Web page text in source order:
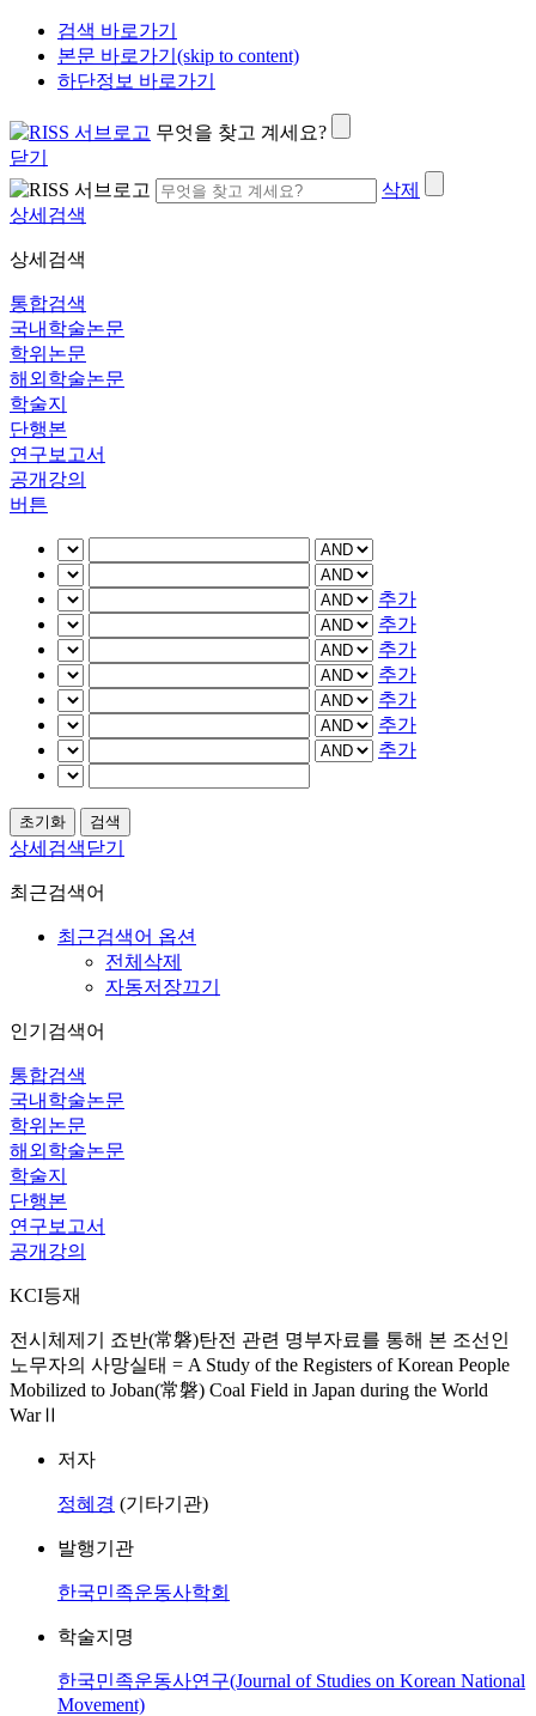
검색 바로가기
본문 바로가기(skip to content)
하단정보 바로가기
무엇을 찾고 계세요?
닫기
삭제
상세검색
상세검색
통합검색
국내학술논문
학위논문
해외학술논문
학술지
단행본
연구보고서
공개강의
버튼
추가
추가
추가
추가
추가
추가
추가
상세검색닫기
최근검색어
최근검색어 옵션
전체삭제
자동저장끄기
인기검색어
통합검색
국내학술논문
학위논문
해외학술논문
학술지
단행본
연구보고서
공개강의
KCI등재
전시체제기 죠반(常磐)탄전 관련 명부자료를 통해 본 조선인
노무자의 사망실태 = A Study of the Registers of Korean People
Mobilized to Joban(常磐) Coal Field in Japan during the World
WarⅡ
저자
정혜경 (기타기관)
발행기관
한국민족운동사학회
학술지명
한국민족운동사연구(Journal of Studies on Korean National
Movement)